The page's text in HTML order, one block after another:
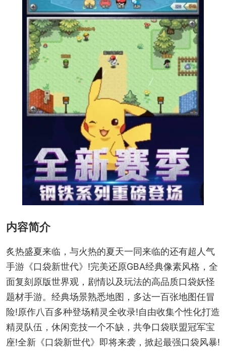
内容简介
炙热盛夏来临，与火热的夏天一同来临的还有超人气
手游《口袋新世代》!完美还原GBA经典像素风格，全
面复刻原版世界观，剧情以及玩法的高品质口袋妖怪
题材手游。经典场景熟悉地图，多达一百张地图任冒
险!原作八百多种登场精灵全收录!自由收集个性化打造
精灵队伍，休闲竞技一个不缺，共争口袋联盟冠军宝
座!全新《口袋新世代》即将来袭，掀起最强口袋风暴!